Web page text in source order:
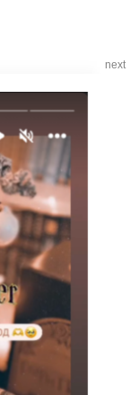
next